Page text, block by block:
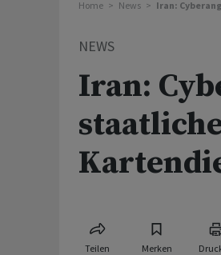
Home News Iran:
NEWS
Iran:
Teilen Merken